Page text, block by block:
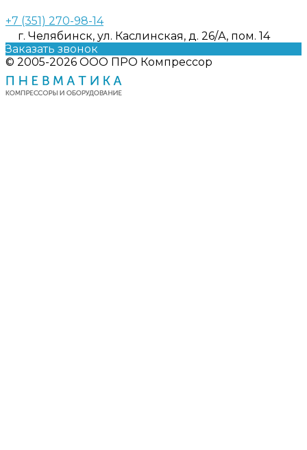
+7 (351) 270-98-14
г. Челябинск, ул. Каслинская, д. 26/А, пом. 14
Заказать звонок
© 2005-2026 ООО ПРО Компрессор